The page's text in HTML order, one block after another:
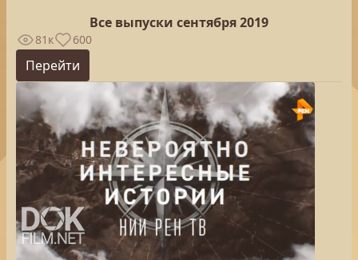
Все выпуски сентября 2019
81к 600
Перейти